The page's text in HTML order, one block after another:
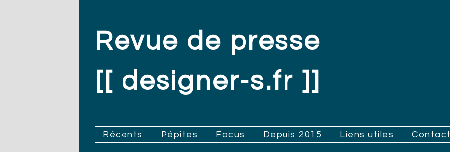
Revue de presse
[[ designer-s.fr ]]
Récents Pépites Focus Depuis 2015 Liens utiles Contact